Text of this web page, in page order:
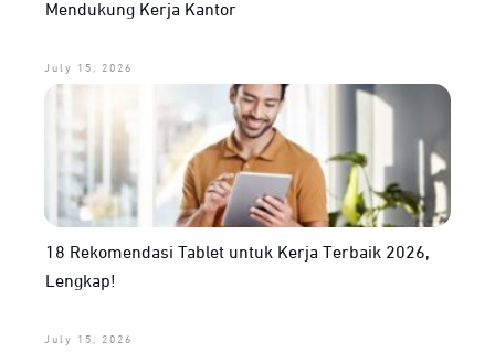
Mendukung Kerja Kantor
July 15, 2026
18 Rekomendasi Tablet untuk Kerja Terbaik 2026,
Lengkap!
July 15, 2026